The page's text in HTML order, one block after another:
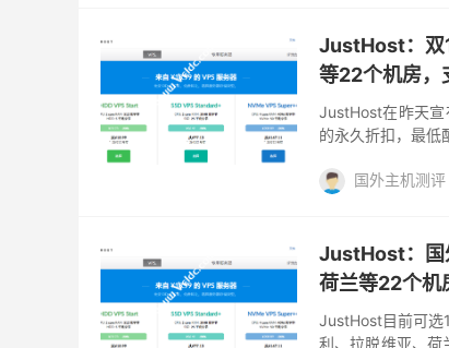
JustHost：双
等22个机房，
JustHost在昨天宣
的永久折扣，最低
国外主机测评
JustHost：国
荷兰等22个机
JustHost目前可选
利、拉脱维亚、荷